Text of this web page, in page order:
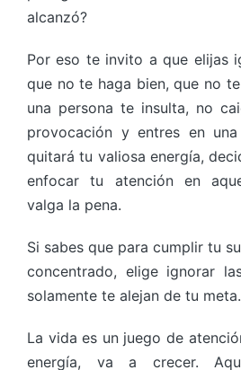
alcanzó?
Por eso te invito a que elijas
que no te haga bien, que no
una persona te insulta, no
provocación y entres en
quitará tu valiosa energía,
enfocar tu atención en
valga la pena.
Si sabes que para cumplir tu
concentrado, elige ignorar
solamente te alejan de tu meta.
La vida es un juego de
energía, va a crecer.